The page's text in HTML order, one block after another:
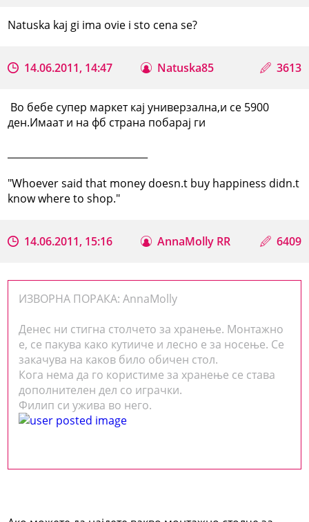
Natuska kaj gi ima ovie i sto cena se?
14.06.2011, 14:47 Natuska85 3613
Во бебе супер маркет кај универзална,и се 5900
ден.Имаат и на фб страна побарај ги
"Whoever said that money doesn.t buy happiness didn.t
know where to shop."
14.06.2011, 15:16 AnnaMolly RR 6409
ИЗВОРНА ПОРАКА: AnnaMolly
Денес ни стигна столчето за хранење. Монтажно
е, се пакува како кутииче и лесно е за носење. Се
закачува на каков било обичен стол.
Кога нема да го користиме за хранење се става
дополнителен дел со играчки.
Филип си ужива во него.